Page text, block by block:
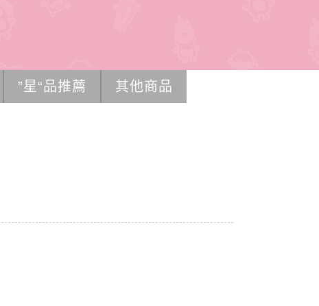
”星“品推薦 其他商品